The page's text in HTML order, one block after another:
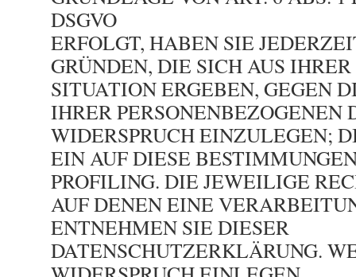
DSGVO
ERFOLGT, HABEN SIE
GRÜNDEN, DIE SICH AUS
SITUATION ERGEBEN, GEGEN
IHRER PERSONENBEZOGENEN
WIDERSPRUCH EINZULEGEN;
EIN AUF DIESE
PROFILING. DIE JEWEILIGE
AUF DENEN EINE
ENTNEHMEN SIE DIESER
DATENSCHUTZERKLÄRUNG.